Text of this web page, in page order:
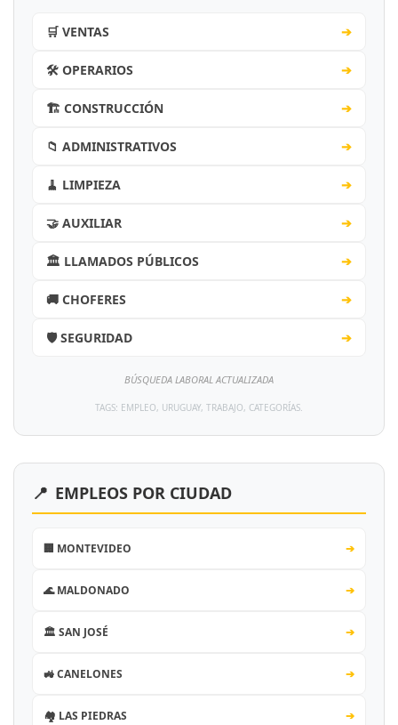
🛒 VENTAS ➔
🛠️ OPERARIOS ➔
🏗️ CONSTRUCCIÓN ➔
📁 ADMINISTRATIVOS ➔
🧹 LIMPIEZA ➔
🤝 AUXILIAR ➔
🏛️ LLAMADOS PÚBLICOS ➔
🚚 CHOFERES ➔
🛡️ SEGURIDAD ➔
BÚSQUEDA LABORAL ACTUALIZADA
TAGS: EMPLEO, URUGUAY, TRABAJO, CATEGORÍAS.
📍 EMPLEOS POR CIUDAD
🏢 MONTEVIDEO ➔
🌊 MALDONADO ➔
🏛️ SAN JOSÉ ➔
🚜 CANELONES ➔
🏘️ LAS PIEDRAS ➔